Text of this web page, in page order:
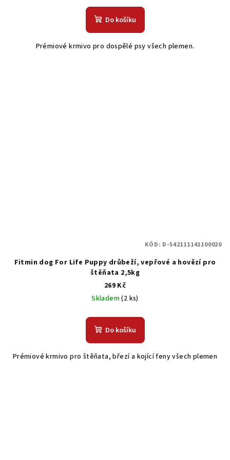
Do košíku
Prémiové krmivo pro dospělé psy všech plemen.
Fitmin dog For Life Puppy drůbeží, vepřové a hovězí pro
štěňata 2,5kg
269 Kč
Skladem(2 ks)
Do košíku
Prémiové krmivo pro štěňata, březí a kojící feny všech plemen
KÓD: D-542111141100020